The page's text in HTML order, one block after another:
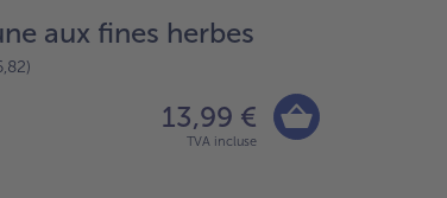
aux fines herbes
13,99 €
TVA incluse